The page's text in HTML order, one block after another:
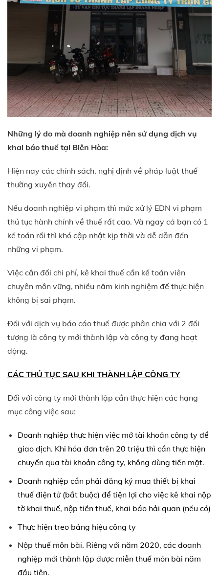
Những lý do mà doanh nghiệp nên sử dụng dịch vụ
khai báo thuế tại Biên Hòa:
Hiện nay các chính sách, nghị định về pháp luật thuế
thường xuyên thay đổi.
Nếu doanh nghiệp vi phạm thì mức xử lý EDN vi phạm
thủ tục hành chính về thuế rất cao. Và ngay cả bạn có 1
kế toán rồi thì khó cập nhật kịp thời và dễ dẫn đến
những vi phạm.
Việc cân đối chi phí, kê khai thuế cần kế toán viên
chuyên môn vững, nhiều năm kinh nghiệm để thực hiện
không bị sai phạm.
Đối với dịch vụ báo cáo thuế được phân chia với 2 đối
tượng là công ty mới thành lập và công ty đang hoạt
động.
CÁC THỦ TỤC SAU KHI THÀNH LẬP CÔNG TY
Đối với công ty mới thành lập cần thực hiện các hạng
mục công việc sau:
Doanh nghiệp thực hiện việc mở tài khoản công ty để
giao dịch. Khi hóa đơn trên 20 triệu thì cần thực hiện
chuyển qua tài khoản công ty, không dùng tiền mặt.
Doanh nghiệp cần phải đăng ký mua thiết bị khai
thuế điện tử (bắt buộc) để tiện lợi cho việc kê khai nộp
tờ khai thuế, nộp tiền thuế, khai báo hải quan (nếu có)
Thực hiện treo bảng hiệu công ty
Nộp thuế môn bài. Riêng với năm 2020, các doanh
nghiệp mới thành lập được miễn thuế môn bài năm
đầu tiên.